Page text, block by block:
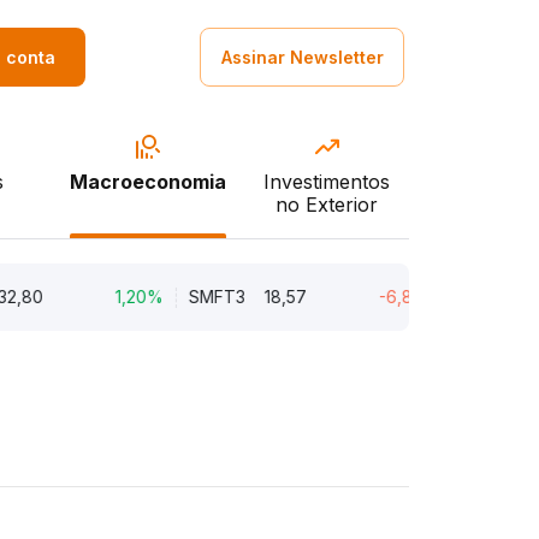
conta Assinar Newsletter
Macroeconomia
Investimentos
no Exterior
1,20% SMFT3 18,57 -6,87%